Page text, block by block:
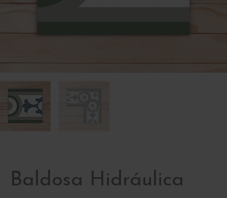
Baldosa Hidráulica